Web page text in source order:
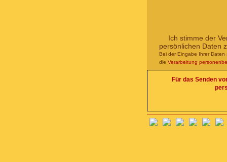
Ich stimme der
persönlichen Daten
Bei der Eingabe Ihrer Daten
die Verarbeitung
Für das Senden